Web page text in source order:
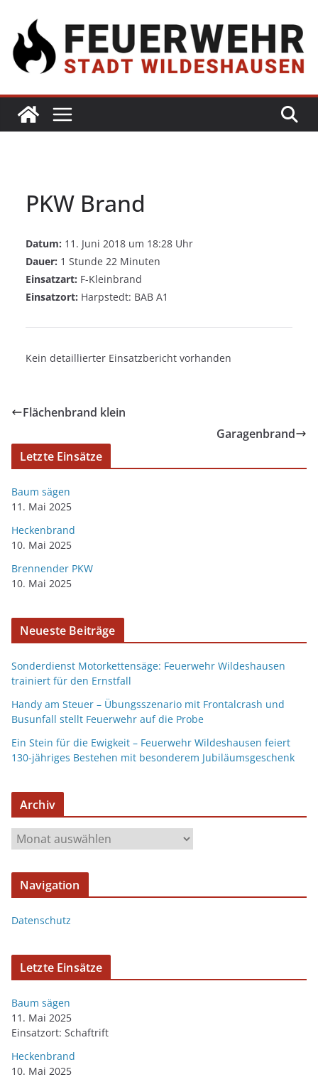
PKW Brand
Datum: 11. Juni 2018 um 18:28 Uhr
Dauer: 1 Stunde 22 Minuten
Einsatzart: F-Kleinbrand
Einsatzort: Harpstedt: BAB A1
Kein detaillierter Einsatzbericht vorhanden
Flächenbrand klein
Garagenbrand
Letzte Einsätze
Baum sägen
11. Mai 2025
Heckenbrand
10. Mai 2025
Brennender PKW
10. Mai 2025
Neueste Beiträge
Sonderdienst Motorkettensäge: Feuerwehr Wildeshausen
trainiert für den Ernstfall
Handy am Steuer – Übungsszenario mit Frontalcrash und
Busunfall stellt Feuerwehr auf die Probe
Ein Stein für die Ewigkeit – Feuerwehr Wildeshausen feiert
130-jähriges Bestehen mit besonderem Jubiläumsgeschenk
Archiv
Navigation
Datenschutz
Letzte Einsätze
Baum sägen
11. Mai 2025
Einsatzort: Schaftrift
Heckenbrand
10. Mai 2025